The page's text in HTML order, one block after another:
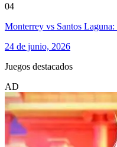
04
Monterrey vs Santos
24 de junio, 2026
Juegos destacados
AD